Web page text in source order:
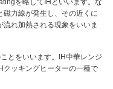
を略してIHといいます。な
磁力線が発生し、その近くに
れ加熱される現象をいいま
とをいいます。IH中華レンジ
クッキングヒーターの一種で